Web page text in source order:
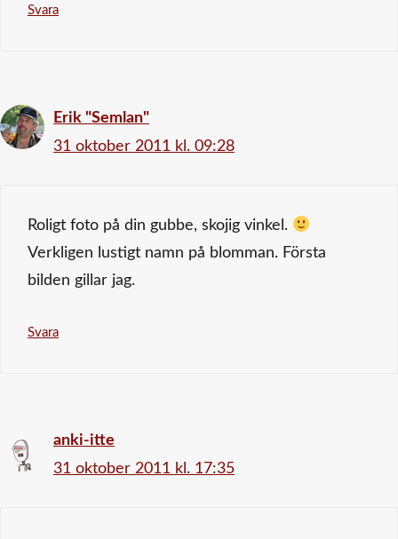
Svara
Erik "Semlan"
31 oktober 2011 kl. 09:28
Roligt foto på din gubbe, skojig vinkel.
Verkligen lustigt namn på blomman. Första
bilden gillar jag.
Svara
anki-itte
31 oktober 2011 kl. 17:35